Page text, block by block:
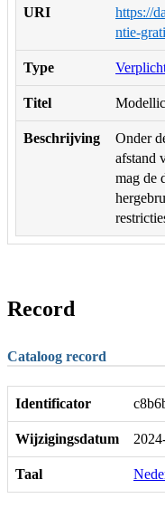
URI
https://
ntie-
Type
Titel
Beschrijving
Onder
afstand
mag de
Record
Cataloog record
Identificator
Wijzigingsdatum
Taal